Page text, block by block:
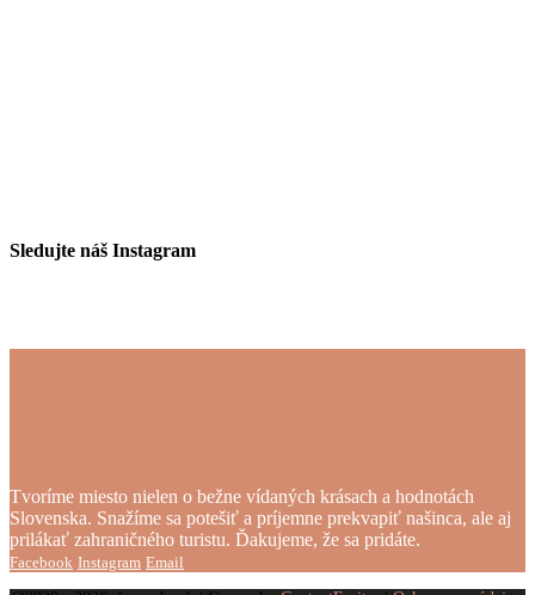
Sledujte náš Instagram
Tvoríme miesto nielen o bežne vídaných krásach a hodnotách
Slovenska. Snažíme sa potešiť a príjemne prekvapiť našinca, ale aj
prilákať zahraničného turistu. Ďakujeme, že sa pridáte.
Facebook Instagram Email